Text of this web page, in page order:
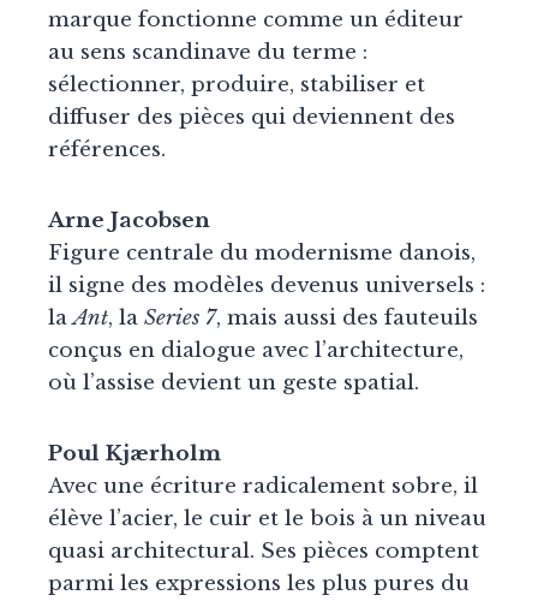
marque fonctionne comme un éditeur
au sens scandinave du terme :
sélectionner, produire, stabiliser et
diffuser des pièces qui deviennent des
références.
Arne Jacobsen
Figure centrale du modernisme danois,
il signe des modèles devenus universels :
laAnt, la Series 7, mais aussi des fauteuils
conçus en dialogue avec l’architecture,
où l’assise devient un geste spatial.
Poul Kjærholm
Avec une écriture radicalement sobre, il
élève l’acier, le cuir et le bois à un niveau
quasi architectural. Ses pièces comptent
parmi les expressions les plus pures du